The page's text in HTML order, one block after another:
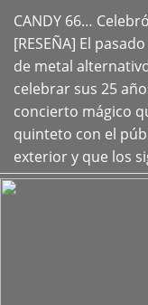
CANDY 66…
[RESEÑA] El
de metal
celebrar sus 25
concierto mágico
quinteto con el
exterior y que los